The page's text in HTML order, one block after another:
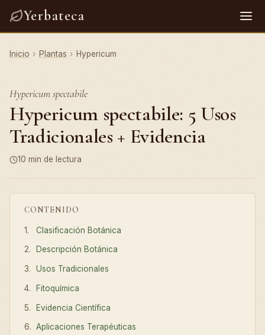
Yerbateca
Inicio › Plantas › Hypericum
Hypericum spectabile
Hypericum spectabile: 5 Usos
Tradicionales + Evidencia
10 min de lectura
CONTENIDO
Clasificación Botánica
Descripción Botánica
Usos Tradicionales
Fitoquímica
Evidencia Científica
Aplicaciones Terapéuticas